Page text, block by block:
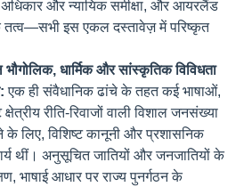
और न्यायिक समीक्षा, और आयरलैंड
तत्व—सभी इस एकल दस्तावेज़ में परिष्कृत
भौगोलिक, धार्मिक और सांस्कृतिक विविधता
एक ही संवैधानिक ढांचे के तहत कई भाषाओं,
क्षेत्रीय रीति-रिवाजों वाली विशाल जनसंख्या
लिए, विशिष्ट कानूनी और प्रशासनिक
थीं। अनुसूचित जातियों और जनजातियों के
भाषाई आधार पर राज्य पुनर्गठन के